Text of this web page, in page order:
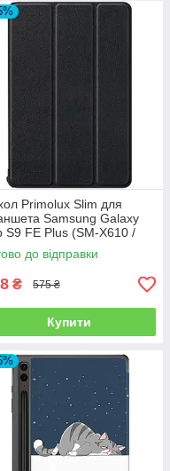
Primolux Slim для
Samsung Galaxy
S9 FE Plus (SM-X610 /
X616) 12.4" - Black
до відправки
₴ 575 ₴
Купити